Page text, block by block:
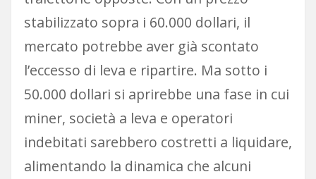
stabilizzato sopra i 60.000 dollari, il
mercato potrebbe aver già scontato
l’eccesso di leva e ripartire. Ma sotto i
50.000 dollari si aprirebbe una fase in cui
miner, società a leva e operatori
indebitati sarebbero costretti a liquidare,
alimentando la dinamica che alcuni